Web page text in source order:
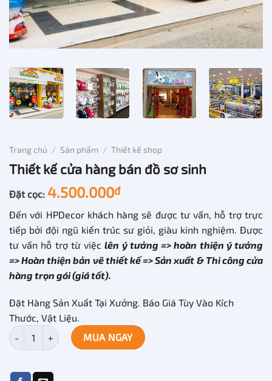
Trang chủ / Sản phẩm / Thiết kế shop
Thiết kế cửa hàng bán đồ sơ sinh
Đặt cọc: 4.500.000đ
Đến với HPDecor khách hàng sẽ được tư vấn, hỗ trợ trực
tiếp bởi đội ngũ kiến trúc sư giỏi, giàu kinh nghiệm. Được
tư vấn hỗ trợ từ việclên ý tưởng => hoàn thiện ý tưởng
=> Hoàn thiện bản vẽ thiết kế => Sản xuất & Thi công cửa
hàng trọn gói (giá tốt).
Đặt Hàng Sản Xuất Tại Xưởng. Báo Giá Tùy Vào Kích
Thước, Vật Liệu.
Thiết kế cửa hàng bán đồ sơ sinh số lượng
MUA NGAY